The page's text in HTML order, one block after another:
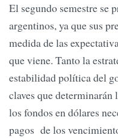
El segundo semestre se
argentinos, ya que sus
medida de las
que viene. Tanto la
estabilidad política del
claves que determinarán
los fondos en dólares
pagos de los